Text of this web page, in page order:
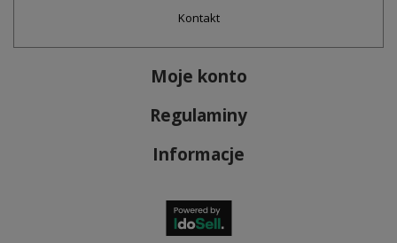
Kontakt
Moje konto
Regulaminy
Informacje